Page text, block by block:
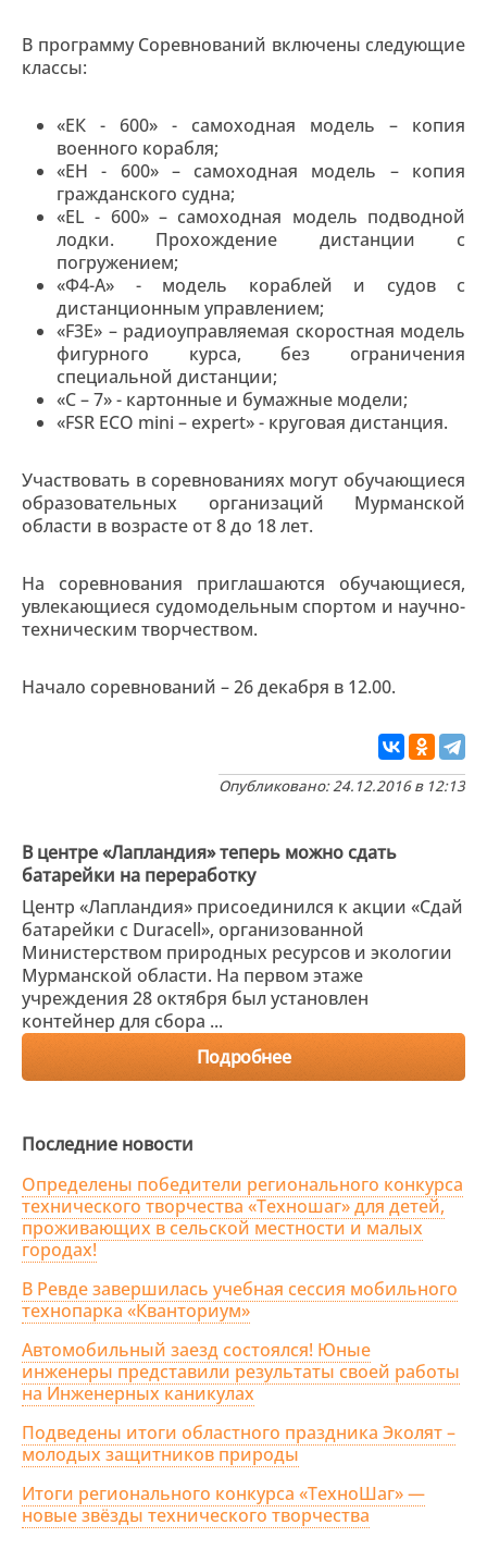
В программу Соревнований включены следующие
классы:
«ЕК - 600» - самоходная модель – копия
военного корабля;
«ЕН - 600» – самоходная модель – копия
гражданского судна;
«EL - 600» – самоходная модель подводной
лодки. Прохождение дистанции с
погружением;
«Ф4-A» - модель кораблей и судов с
дистанционным управлением;
«F3Е» – радиоуправляемая скоростная модель
фигурного курса, без ограничения
специальной дистанции;
«С – 7» - картонные и бумажные модели;
«FSR ECO mini – expert» - круговая дистанция.
Участвовать в соревнованиях могут обучающиеся
образовательных организаций Мурманской
области в возрасте от 8 до 18 лет.
На соревнования приглашаются обучающиеся,
увлекающиеся судомодельным спортом и научно-
техническим творчеством.
Начало соревнований – 26 декабря в 12.00.
Опубликовано: 24.12.2016 в 12:13
В центре «Лапландия» теперь можно сдать
батарейки на переработку
Центр «Лапландия» присоединился к акции «Сдай
батарейки с Duracell», организованной
Министерством природных ресурсов и экологии
Мурманской области. На первом этаже
учреждения 28 октября был установлен
контейнер для сбора ...
Подробнее
Последние новости
Определены победители регионального конкурса
технического творчества «Техношаг» для детей,
проживающих в сельской местности и малых
городах!
В Ревде завершилась учебная сессия мобильного
технопарка «Кванториум»
Автомобильный заезд состоялся! Юные
инженеры представили результаты своей работы
на Инженерных каникулах
Подведены итоги областного праздника Эколят –
молодых защитников природы
Итоги регионального конкурса «ТехноШаг» —
новые звёзды технического творчества